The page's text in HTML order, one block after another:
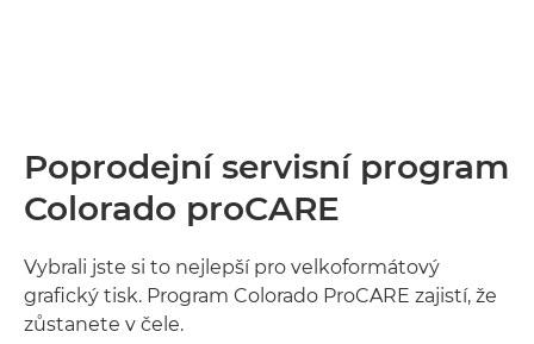
Poprodejní servisní program
Colorado proCARE
Vybrali jste si to nejlepší pro velkoformátový
grafický tisk. Program Colorado ProCARE zajistí, že
zůstanete v čele.